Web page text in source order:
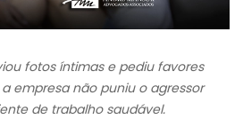
fotos íntimas e pediu favores
empresa não puniu o agressor
de trabalho saudável.